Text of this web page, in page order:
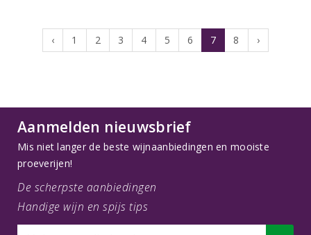
‹ 1 2 3 4 5 6 7 8 ›
Aanmelden nieuwsbrief
Mis niet langer de beste wijnaanbiedingen en mooiste
proeverijen!
De scherpste aanbiedingen
Handige wijn en spijs tips